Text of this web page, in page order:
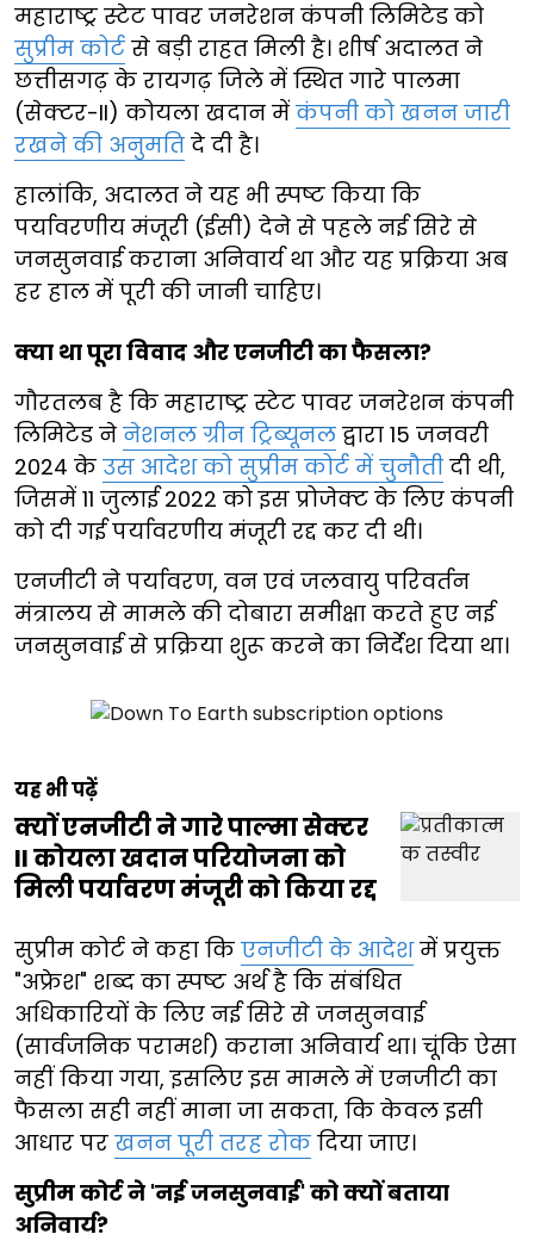
महाराष्ट्र स्टेट पावर जनरेशन कंपनी लिमिटेड को
सुप्रीम कोर्ट से बड़ी राहत मिली है। शीर्ष अदालत ने
छत्तीसगढ़ के रायगढ़ जिले में स्थित गारे पालमा
(सेक्टर-II) कोयला खदान में कंपनी को खनन जारी
रखने की अनुमति दे दी है।
हालांकि, अदालत ने यह भी स्पष्ट किया कि
पर्यावरणीय मंजूरी (ईसी) देने से पहले नई सिरे से
जनसुनवाई कराना अनिवार्य था और यह प्रक्रिया अब
हर हाल में पूरी की जानी चाहिए।
क्या था पूरा विवाद और एनजीटी का फैसला?
गौरतलब है कि महाराष्ट्र स्टेट पावर जनरेशन कंपनी
लिमिटेड ने नेशनल ग्रीन ट्रिब्यूनल द्वारा 15 जनवरी
2024 के उस आदेश को सुप्रीम कोर्ट में चुनौती दी थी,
जिसमें 11 जुलाई 2022 को इस प्रोजेक्ट के लिए कंपनी
को दी गई पर्यावरणीय मंजूरी रद्द कर दी थी।
एनजीटी ने पर्यावरण, वन एवं जलवायु परिवर्तन
मंत्रालय से मामले की दोबारा समीक्षा करते हुए नई
जनसुनवाई से प्रक्रिया शुरू करने का निर्देश दिया था।
यह भी पढ़ें
क्यों एनजीटी ने गारे पाल्मा सेक्टर
II कोयला खदान परियोजना को
मिली पर्यावरण मंजूरी को किया रद्द
सुप्रीम कोर्ट ने कहा कि एनजीटी के आदेशमें प्रयुक्त
"अफ्रेश" शब्द का स्पष्ट अर्थ है कि संबंधित
अधिकारियों के लिए नई सिरे से जनसुनवाई
(सार्वजनिक परामर्श) कराना अनिवार्य था। चूंकि ऐसा
नहीं किया गया, इसलिए इस मामले में एनजीटी का
फैसला सही नहीं माना जा सकता, कि केवल इसी
आधार पर खनन पूरी तरह रोक दिया जाए।
सुप्रीम कोर्ट ने 'नई जनसुनवाई' को क्यों बताया
अनिवार्य?